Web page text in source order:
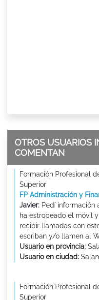
OTROS USUARIOS
COMENTAN
Formación Profesional
Superior
FP Administración y
Javier: Pedí información
ha estropeado el móvil
recibir llamadas con
escriban y/o llamen al
Usuario en provincia:
Usuario en ciudad:
Formación Profesional
Superior